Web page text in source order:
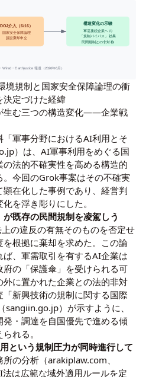
DOJ介入（6/16）
国家安全保障論理
訴訟棄却申立
構造変化の示唆
軍需接続企業への
「規制バイパス」効果
民間規制との非対称
Wired・Earthjustice 報道（2026年6月）
規制と国家安全保障論理の衝
決定づけた経緯
生む三つの構造変化——企業戦
軍事分野におけるAI利用とそ
）は、AI軍事利用をめぐる国
法的不確実性を高める構造的
今回のGrok事案はその不確実
在化した事例であり、経営判
を浮き彫りにした。
既存の民間規制を凌駕しう
の違反の有無そのものを否定せ
根拠に棄却を求めた。この論
、軍需取引を有するAI企業は
の「保護傘」を受けられる可
に置かれた企業との法的非対
新興技術の規制に関する国際
）が示すように、
・調達を自国優先で進める傾
れる。
という規制圧力が同時進行して
の分析（arakiplaw.com、
は広範な域外適用ルールを定